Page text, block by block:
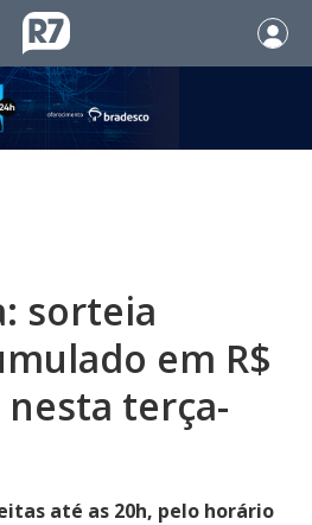
sorteia
em R$
terça-
até as 20h, pelo horário